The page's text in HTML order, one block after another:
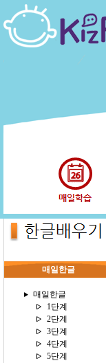
매일한글
매일한글
1단계
2단계
3단계
4단계
5단계